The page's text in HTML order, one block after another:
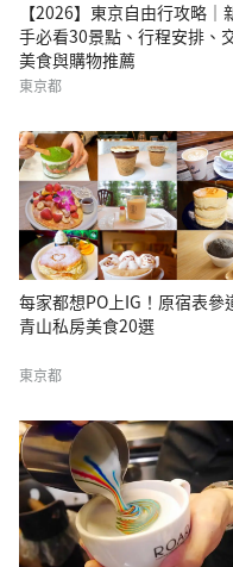
【2026】東京自由行攻略｜
手必看30景點、行程安排、
美食與購物推薦
東京都
每家都想PO上IG！原宿表參
青山私房美食20選
東京都